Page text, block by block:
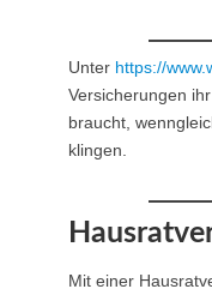
Unter https://
Versicherungen
braucht,
klingen.
Mit einer